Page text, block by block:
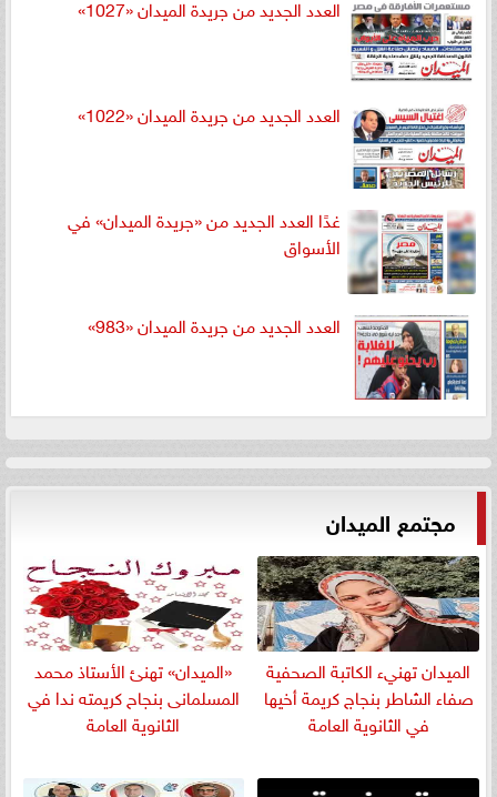
العدد الجديد من جريدة الميدان «1027»
العدد الجديد من جريدة الميدان «1022»
غدًا العدد الجديد من «جريدة الميدان» في
الأسواق
العدد الجديد من جريدة الميدان «983»
مجتمع الميدان
الميدان تهنيء الكاتبة الصحفية
صفاء الشاطر بنجاج كريمة أخيها
في الثانوية العامة
«الميدان» تهنئ الأستاذ محمد
المسلمانى بنجاح كريمته ندا في
الثانوية العامة